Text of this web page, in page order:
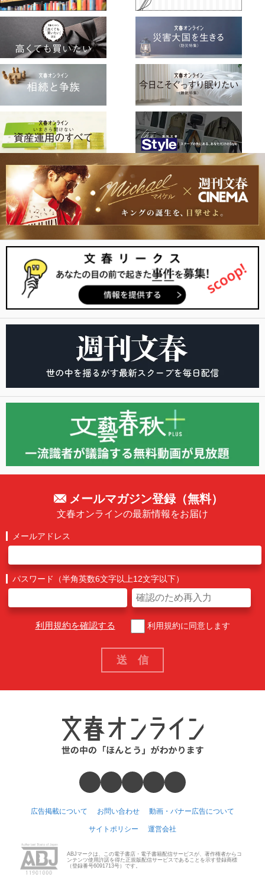
メールマガジン登録（無料）
文春オンラインの最新情報をお届け
メールアドレス
パスワード（半角英数6文字以上12文字以下）
利用規約を確認する 利用規約に同意します
広告掲載について お問い合わせ 動画・バナー広告について
サイトポリシー 運営会社
ABJマークは、この電子書店・電子書籍配信サービスが、著作権者からコ
ンテンツ使用許諾を得た正規版配信サービスであることを示す登録商標
（登録番号6091713号）です。